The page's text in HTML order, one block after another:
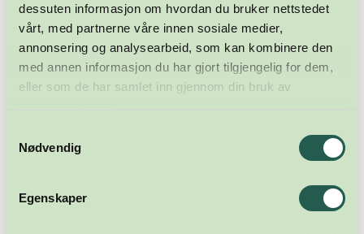
dessuten informasjon om hvordan du bruker nettstedet
vårt, med partnerne våre innen sosiale medier,
annonsering og analysearbeid, som kan kombinere den
med annen informasjon du har gjort tilgjengelig for dem,
eller som de har samlet inn gjennom din bruk av
Nødvendig
Egenskaper